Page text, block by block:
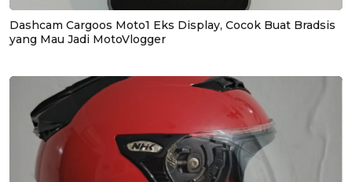
Dashcam Cargoos Moto1 Eks Display, Cocok Buat Bradsis
yang Mau Jadi MotoVlogger